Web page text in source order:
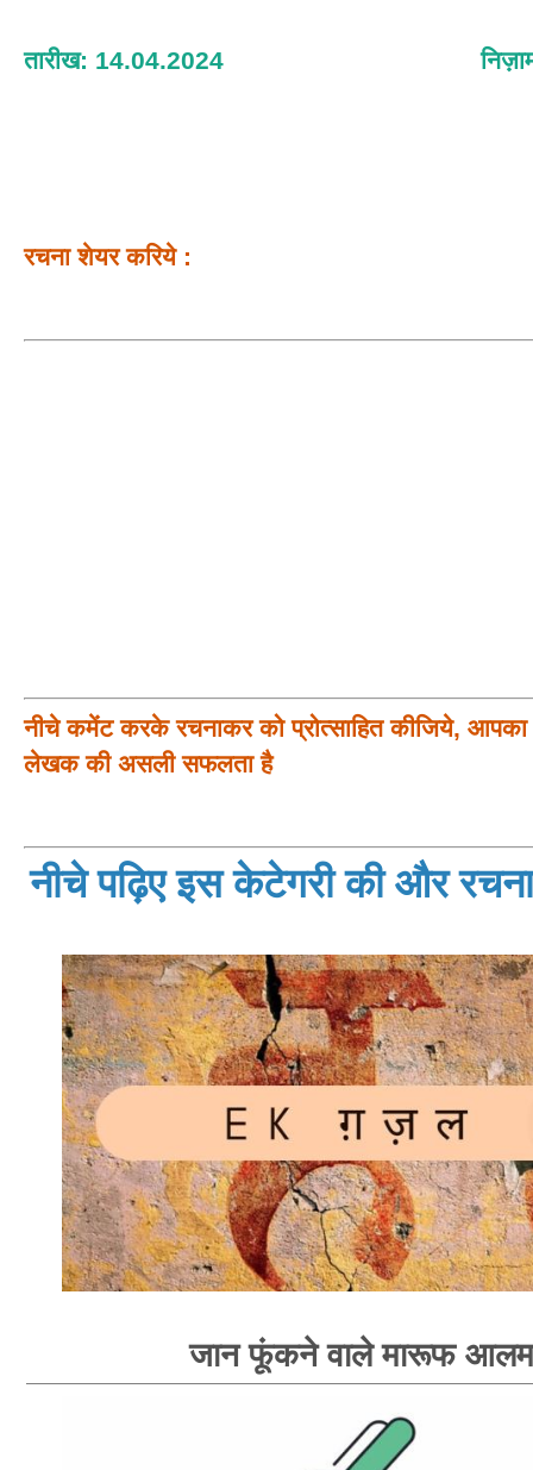
तारीख: 14.04.2024
रचना शेयर करिये :
नीचे कमेंट करके रचनाकर को प्रोत्साहित कीजिये, आपका
लेखक की असली सफलता है
नीचे पढ़िए इस केटेगरी की और
जान फूंकने वाले मारूफ आलम